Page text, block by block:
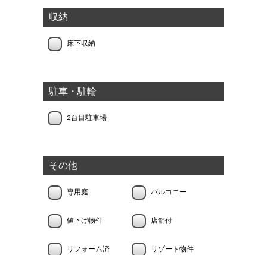
収納
床下収納
駐車・駐輪
2台目駐車場
その他
専用庭 バルコニー
値下げ物件 店舗付
リフォーム済 リゾート物件